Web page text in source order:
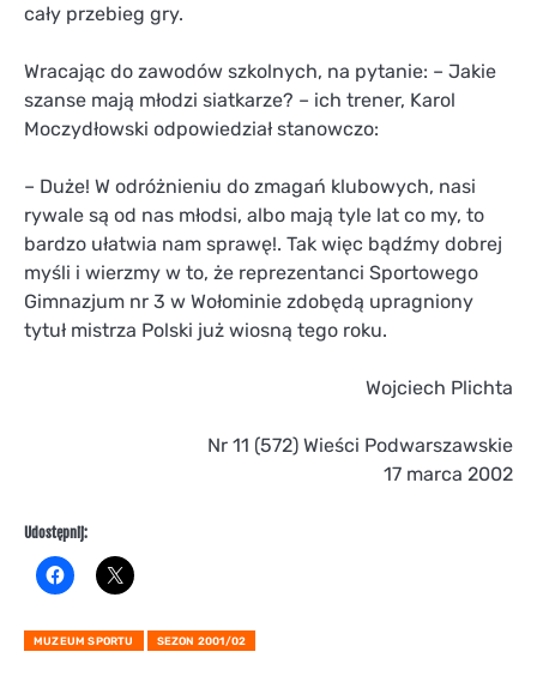
cały przebieg gry.
Wracając do zawodów szkolnych, na pytanie: – Jakie
szanse mają młodzi siatkarze? – ich trener, Karol
Moczydłowski odpowiedział stanowczo:
– Duże! W odróżnieniu do zmagań klubowych, nasi
rywale są od nas młodsi, albo mają tyle lat co my, to
bardzo ułatwia nam sprawę!. Tak więc bądźmy dobrej
myśli i wierzmy w to, że reprezentanci Sportowego
Gimnazjum nr 3 w Wołominie zdobędą upragniony
tytuł mistrza Polski już wiosną tego roku.
Wojciech Plichta
Nr 11 (572) Wieści Podwarszawskie
17 marca 2002
Udostępnij:
MUZEUM SPORTU SEZON 2001/02